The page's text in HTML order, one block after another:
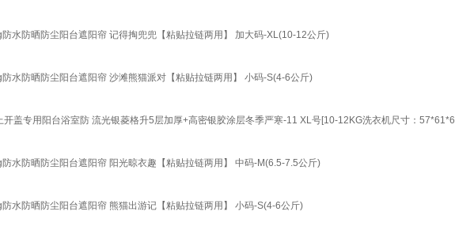
水防晒防尘阳台遮阳帘 记得掏兜兜【粘贴拉链两用】 加大码-XL(10-12公斤)
水防晒防尘阳台遮阳帘 沙滩熊猫派对【粘贴拉链两用】 小码-S(4-6公斤)
盖专用阳台浴室防 流光银菱格升5层加厚+高密银胶涂层冬季严寒-11 XL号[10-12KG洗衣机尺寸：57*61*6
水防晒防尘阳台遮阳帘 阳光晾衣趣【粘贴拉链两用】 中码-M(6.5-7.5公斤)
水防晒防尘阳台遮阳帘 熊猫出游记【粘贴拉链两用】 小码-S(4-6公斤)